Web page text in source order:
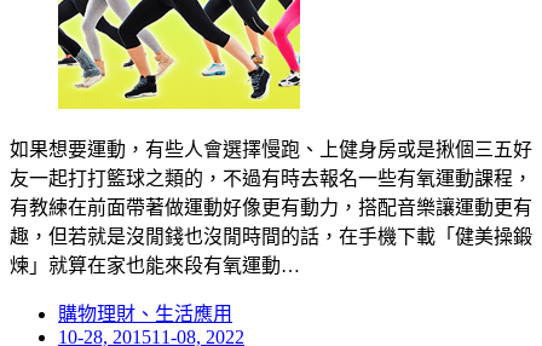
如果想要運動，有些人會選擇慢跑、上健身房或是揪個三五好
友一起打打籃球之類的，不過有時去報名一些有氧運動課程，
有教練在前面帶著做運動好像更有動力，搭配音樂讓運動更有
趣，但若就是沒閒錢也沒閒時間的話，在手機下載「健美操鍛
煉」就算在家也能來段有氧運動…
購物理財、生活應用
Posted
10-28, 201511-08, 2022